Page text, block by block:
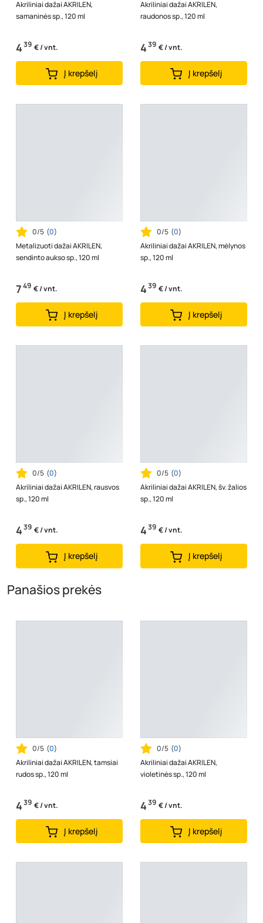
Akriliniai dažai AKRILEN,
samaninės sp., 120 ml
439 € / vnt.
Į krepšelį
Akriliniai dažai AKRILEN,
raudonos sp., 120 ml
439 € / vnt.
Į krepšelį
0/5 (0)
Metalizuoti dažai AKRILEN,
sendinto aukso sp., 120 ml
749 € / vnt.
Į krepšelį
0/5 (0)
Akriliniai dažai AKRILEN, mėlynos
sp., 120 ml
439 € / vnt.
Į krepšelį
0/5 (0)
Akriliniai dažai AKRILEN, rausvos
sp., 120 ml
439 € / vnt.
Į krepšelį
0/5 (0)
Akriliniai dažai AKRILEN, šv. žalios
sp., 120 ml
439 € / vnt.
Į krepšelį
Panašios prekės
0/5 (0)
Akriliniai dažai AKRILEN, tamsiai
rudos sp., 120 ml
439 € / vnt.
Į krepšelį
0/5 (0)
Akriliniai dažai AKRILEN,
violetinės sp., 120 ml
439 € / vnt.
Į krepšelį